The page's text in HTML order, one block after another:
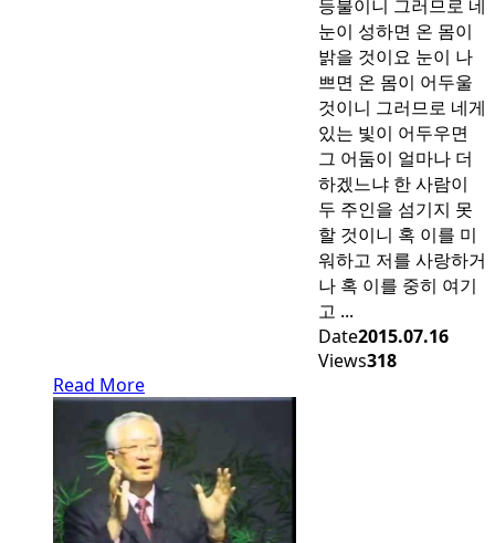
등불이니 그러므로 네
눈이 성하면 온 몸이
밝을 것이요 눈이 나
쁘면 온 몸이 어두울
것이니 그러므로 네게
있는 빛이 어두우면
그 어둠이 얼마나 더
하겠느냐 한 사람이
두 주인을 섬기지 못
할 것이니 혹 이를 미
워하고 저를 사랑하거
나 혹 이를 중히 여기
고 ...
Date2015.07.16
Views318
Read More